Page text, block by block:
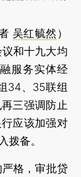
吴红毓然 ）
和十九大均
服务实体经
34、35联组
三强调防止
应该加强对
拨备。
格，审批贷